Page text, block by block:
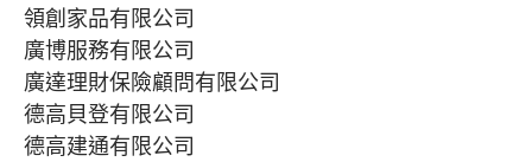
領創家品有限公司
廣博服務有限公司
廣達理財保險顧問有限公司
德高貝登有限公司
德高建通有限公司